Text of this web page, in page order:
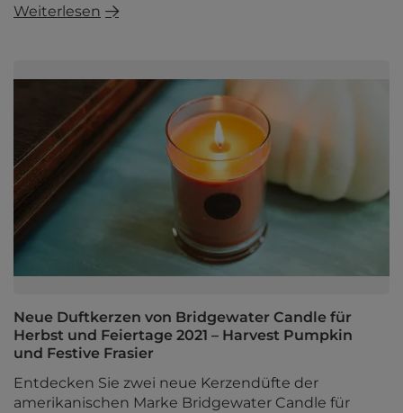
Weiterlesen
Neue Duftkerzen von Bridgewater Candle für
Herbst und Feiertage 2021 – Harvest Pumpkin
und Festive Frasier
Entdecken Sie zwei neue Kerzendüfte der
amerikanischen Marke Bridgewater Candle für